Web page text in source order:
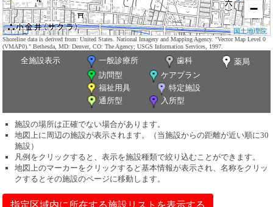
−
国土地理院
Shoreline data is derived from: United States. National Imagery and Mapping Agency. "Vector Map Level 0
(VMAP0)." Bethesda, MD: Denver, CO: The Agency; USGS Information Services, 1997.
全施設表示 一般診療所 歯科
薬局
訪問型
ケアプラン
福祉用具
特定施設
通所型
入所型
施設の場所は正確でない場合があります。
地図上に周辺の施設が表示されます。（当施設からの距離が近い順に30
施設）
凡例をクリックすると、表示を施設種類で絞り込むことができます。
地図上のマーカーをクリックすると基本情報が表示され、名称をクリッ
クするとその施設のページに移動します。
指定区域内に所在する施設リストを表示する